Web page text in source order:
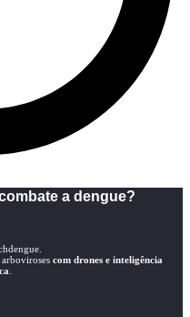
a dengue?
arboviroses com drones e inteligência